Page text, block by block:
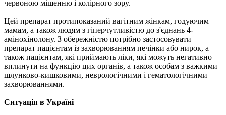
червоною мішенню і колірного зору.
Цей препарат протипоказаний вагітним жінкам, годуючим
мамам, а також людям з гіперчутливістю до з'єднань 4-
амінохінолону. З обережністю потрібно застосовувати
препарат пацієнтам із захворюванням печінки або нирок, а
також пацієнтам, які приймають ліки, які можуть негативно
вплинути на функцію цих органів, а також особам з важкими
шлунково-кишковими, неврологічними і гематологічними
захворюваннями.
Ситуація в Україні